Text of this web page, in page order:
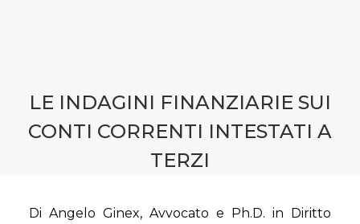
LE INDAGINI FINANZIARIE SUI
CONTI CORRENTI INTESTATI A
TERZI
Di Angelo Ginex, Avvocato e Ph.D. in Diritto